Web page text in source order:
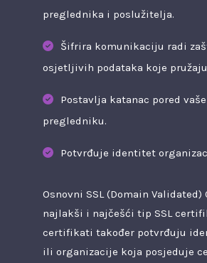
preglednika i poslužitelja.
Šifrira komunikaciju radi
osjetljivih podataka koje
Postavlja katanac pored
pregledniku.
Potvrđuje identitet
Osnovni SSL (Domain Validated)
najlakši i najčešći tip SSL
certifikati također potvrđuju
ili organizacije koja posjeduje